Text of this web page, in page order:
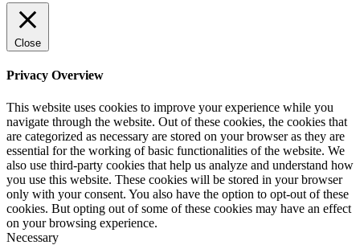
Close
Privacy Overview
This website uses cookies to improve your experience while you
navigate through the website. Out of these cookies, the cookies that
are categorized as necessary are stored on your browser as they are
essential for the working of basic functionalities of the website. We
also use third-party cookies that help us analyze and understand how
you use this website. These cookies will be stored in your browser
only with your consent. You also have the option to opt-out of these
cookies. But opting out of some of these cookies may have an effect
on your browsing experience.
Necessary